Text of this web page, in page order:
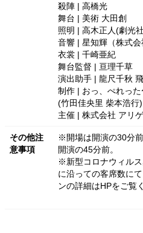
殺陣 | 高橋光
舞台 | 美術 大田創
照明 | 高木正人(劇光
音響 | 星知輝（株式会
衣裳 | 千崎亜紀
舞台監督 | 亘理千草
演出助手 | 龍尺千秋
制作 | おっ、ぺれっ
(竹田佳央里 柴本浩行)
主催 | 株式会社 アリ
その他注
意事項
※開場は開演の30分
開演の45分前。
※新型コロナウィル
に沿っての客席数に
ンの詳細はHPをご覧